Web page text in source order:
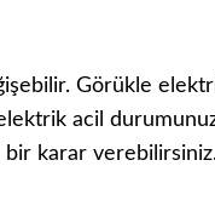
Görükle
acil
bir karar